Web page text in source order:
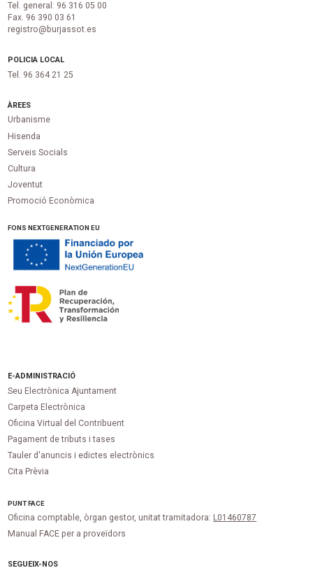
Tel. general: 96 316 05 00
Fax. 96 390 03 61
registro@burjassot.es
POLICIA LOCAL
Tel. 96 364 21 25
ÀREES
Urbanisme
Hisenda
Serveis Socials
Cultura
Joventut
Promoció Econòmica
FONS NEXTGENERATION EU
E-ADMINISTRACIÓ
Seu Electrònica Ajuntament
Carpeta Electrònica
Oficina Virtual del Contribuent
Pagament de tributs i tases
Tauler d'anuncis i edictes electrònics
Cita Prèvia
PUNTFACE
Oficina comptable, òrgan gestor, unitat tramitadora: L01460787
Manual FACE per a proveïdors
SEGUEIX-NOS